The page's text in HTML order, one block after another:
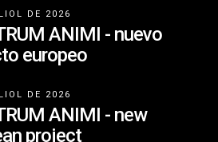
DE 2026
ANIMI - nuevo
europeo
DE 2026
ANIMI - new
project